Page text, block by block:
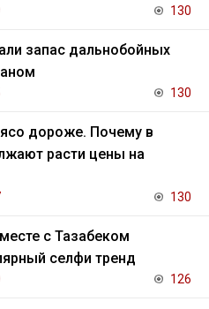
130
запас дальнобойных
130
дороже. Почему в
расти цены на
130
с Тазабеком
селфи тренд
126